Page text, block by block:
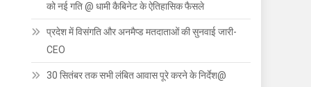
को नई गति @ धामी कैबिनेट के ऐतिहासिक फैसले
प्रदेश में विसंगति और अनमैप्ड मतदाताओं की सुनवाई जारी-
CEO
30 सितंबर तक सभी लंबित आवास पूरे करने के निर्देश@